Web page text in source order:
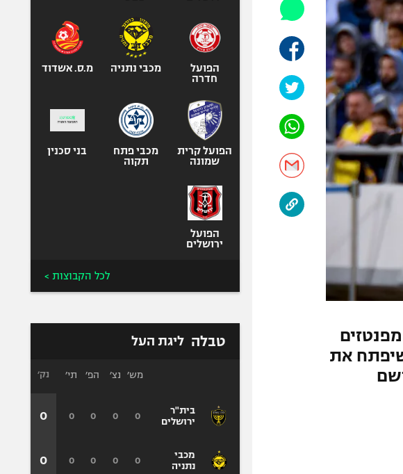
אופניים
ספורט מוטורי
כדורמים
בייסבול MLB
ספורט אתגרי
אומנויות לחימה
את
הפועל
חדרה
מכבי נתניה מ.ס. אשדוד
הפועל קרית
שמונה
מכבי פתח
תקוה
בני סכנין
הפועל
ירושלים
לכל הקבוצות >
טבלה ליגת העל
בית"ר
ירושלים
מכבי
נתניה
מש׳ נצ׳ הפ׳ תי׳
0
0
0
0
0
0
0
0
נק׳
0
0